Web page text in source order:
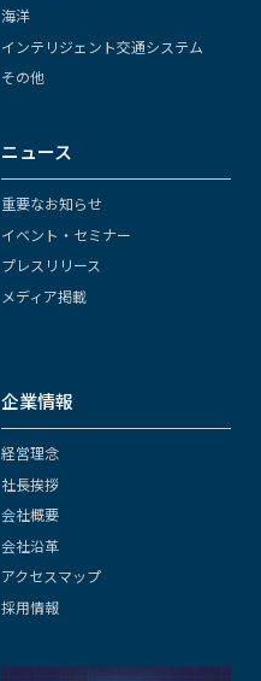
海洋
インテリジェント交通システム
その他
ニュース
重要なお知らせ
イベント・セミナー
プレスリリース
メディア掲載
企業情報
経営理念
社長挨拶
会社概要
会社沿革
アクセスマップ
採用情報